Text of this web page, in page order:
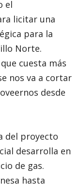
el
licitar una
para la
Norte.
cuesta más
nos va a cortar
desde
del proyecto
desarrolla en
de gas.
hasta